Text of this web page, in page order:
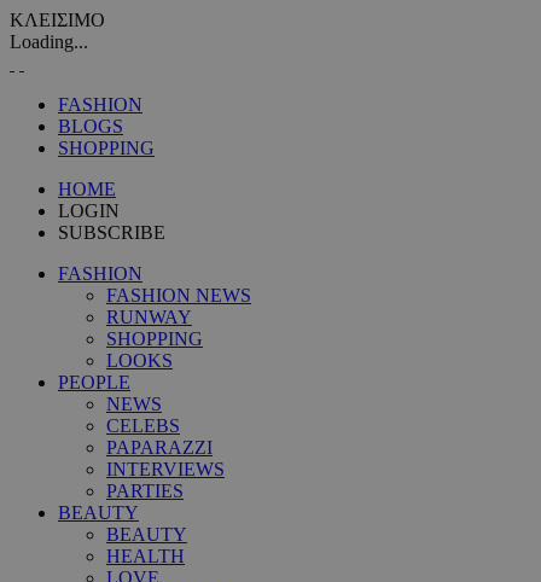
ΚΛΕΙΣΙΜΟ
Loading...
FASHION
BLOGS
SHOPPING
HOME
LOGIN
SUBSCRIBE
FASHION
FASHION NEWS
RUNWAY
SHOPPING
LOOKS
PEOPLE
NEWS
CELEBS
PAPARAZZI
INTERVIEWS
PARTIES
BEAUTY
BEAUTY
HEALTH
LOVE